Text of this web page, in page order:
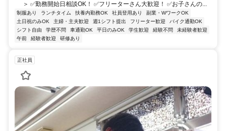
＞ ✅勤務開始日相談OK！ ✅フリーターさん大歓迎！ ✅お子さんの...
制服あり ランチタイム 扶養内勤務OK 社員登用あり
副業・WワークOK
土日祝のみOK
主婦・主夫歓迎 週1シフト提出 フリーター歓迎
バイク通勤OK
シフト自由
学歴不問 車通勤OK 平日のみOK 学生歓迎 経験不問
未経験者歓迎
午前
経験者歓迎 研修あり
正社員